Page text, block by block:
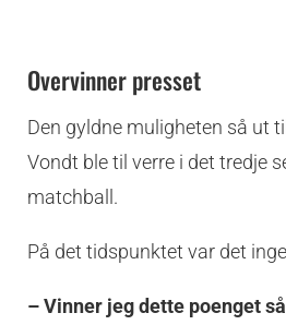
Overvinner presset
Den gyldne muligheten så ut
Vondt ble til verre i det tredje
matchball.
På det tidspunktet var det
– Vinner jeg dette poenget